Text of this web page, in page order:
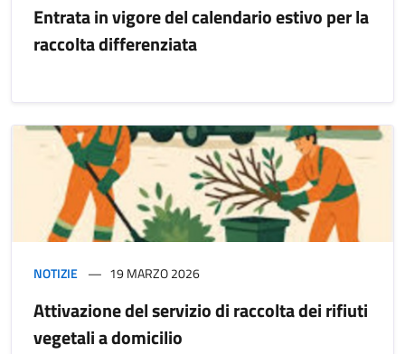
Entrata in vigore del calendario estivo per la
raccolta differenziata
NOTIZIE 19 MARZO 2026
Attivazione del servizio di raccolta dei rifiuti
vegetali a domicilio